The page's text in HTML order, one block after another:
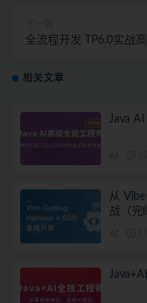
全流程开发 TP6.0实战
相关文章
Java
从
战（完